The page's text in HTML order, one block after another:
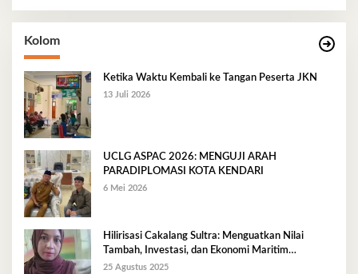
Kolom
Ketika Waktu Kembali ke Tangan Peserta JKN
13 Juli 2026
UCLG ASPAC 2026: MENGUJI ARAH
PARADIPLOMASI KOTA KENDARI
6 Mei 2026
Hilirisasi Cakalang Sultra: Menguatkan Nilai
Tambah, Investasi, dan Ekonomi Maritim
Berkelanjutan
25 Agustus 2025